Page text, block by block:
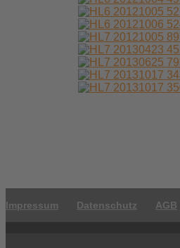
Impressum Datenschutz AGB